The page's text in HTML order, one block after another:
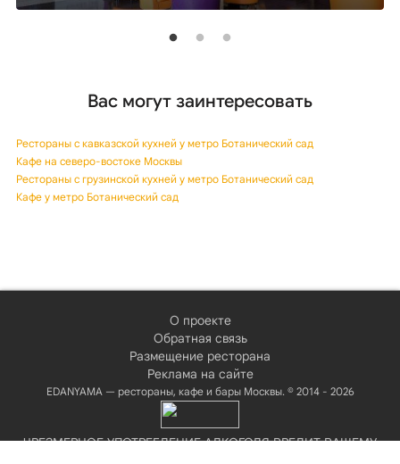
Вас могут заинтересовать
Рестораны с кавказской кухней у метро Ботанический сад
Кафе на северо-востоке Москвы
Рестораны с грузинской кухней у метро Ботанический сад
Кафе у метро Ботанический сад
О проекте
Обратная связь
Размещение ресторана
Реклама на сайте
EDANYAMA — рестораны, кафе и бары Москвы. © 2014 - 2026
ЧРЕЗМЕРНОЕ УПОТРЕБЛЕНИЕ АЛКОГОЛЯ ВРЕДИТ ВАШЕМУ